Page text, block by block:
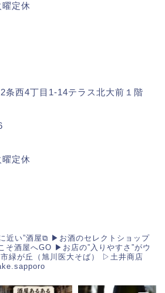
定休
条西4丁目1-14テラス北大前１階
定休
近い”酒屋⧉ ▶︎お酒のセレクトショップ
そ酒屋へGO ▶︎お店の”入りやすさ”がウ
緑が丘（旭川医大そば）
▷土井商店